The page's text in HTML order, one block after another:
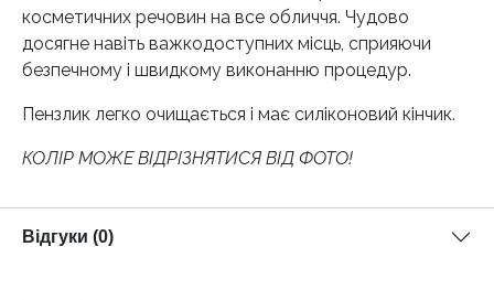
косметичних речовин на все обличчя. Чудово
досягне навіть важкодоступних місць, сприяючи
безпечному і швидкому виконанню процедур.
Пензлик легко очищається і має силіконовий кінчик.
КОЛІР МОЖЕ ВІДРІЗНЯТИСЯ ВІД ФОТО!
Відгуки (0)